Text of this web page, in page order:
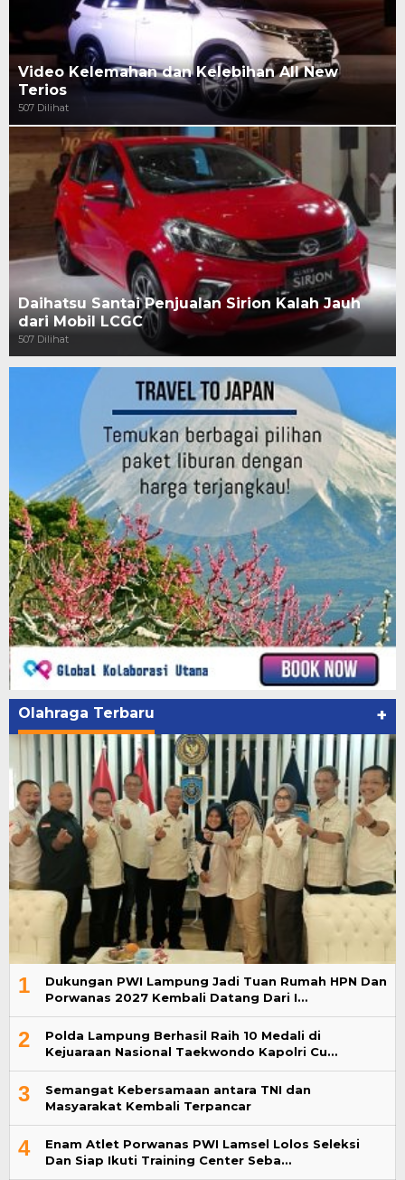
Video Kelemahan dan Kelebihan All New
Terios
507 Dilihat
Daihatsu Santai Penjualan Sirion Kalah Jauh
dari Mobil LCGC
507 Dilihat
Olahraga Terbaru +
1
Dukungan PWI Lampung Jadi Tuan Rumah HPN Dan
Porwanas 2027 Kembali Datang Dari I…
2
Polda Lampung Berhasil Raih 10 Medali di
Kejuaraan Nasional Taekwondo Kapolri Cu…
3
Semangat Kebersamaan antara TNI dan
Masyarakat Kembali Terpancar
4
Enam Atlet Porwanas PWI Lamsel Lolos Seleksi
Dan Siap Ikuti Training Center Seba…